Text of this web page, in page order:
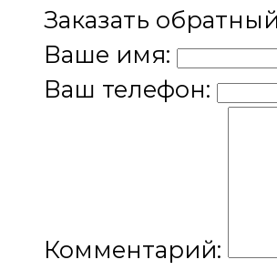
Заказать
Ваше имя:
Ваш телефон:
Комментарий: